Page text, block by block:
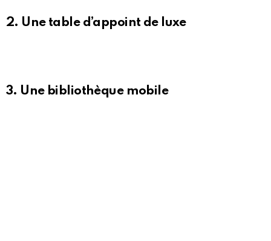
2. Une table d’appoint de luxe
3. Une bibliothèque mobile